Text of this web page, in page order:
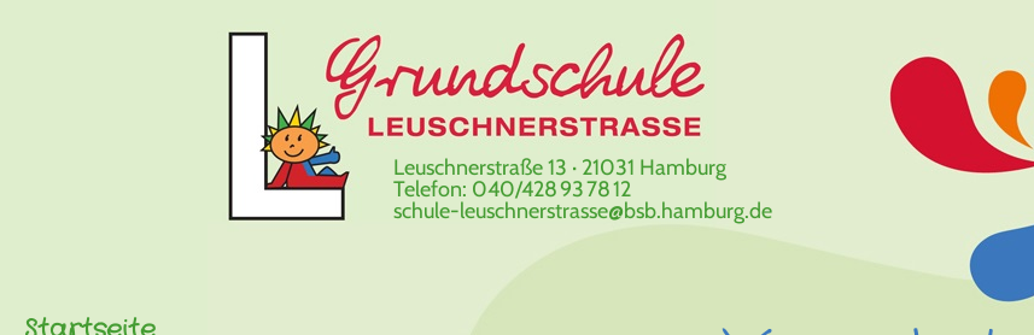
Leuschnerstraße 13 · 21031 Hamburg
Telefon: 040/428 93 78 12
schule-leuschnerstrasse@bsb.hamburg.de